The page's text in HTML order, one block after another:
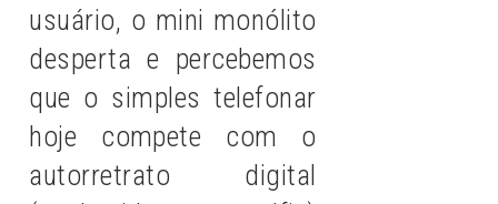
usuário, o mini monólito
desperta e percebemos
que o simples telefonar
hoje compete com o
autorretrato digital